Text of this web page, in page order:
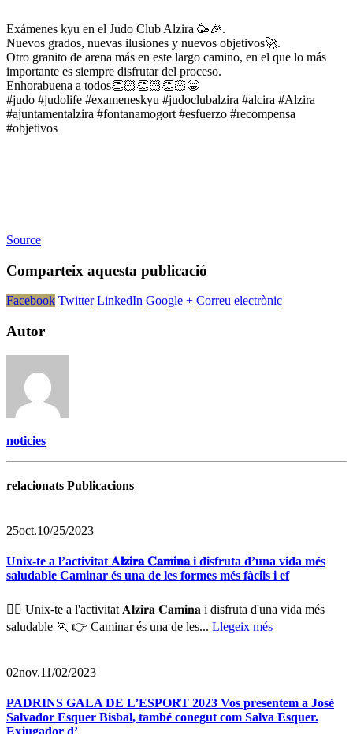
Exámenes kyu en el Judo Club Alzira 🥳🎉.
Nuevos grados, nuevas ilusiones y nuevos objetivos🚀.
Otro granito de arena más en este largo camino, en el que lo más
importante es siempre disfrutar del proceso.
Enhorabuena a todos👏🏻👏🏻👏🏻😁
#judo #judolife #exameneskyu #judoclubalzira #alcira #Alzira
#ajuntamentalzira #fontanamogort #esfuerzo #recompensa
#objetivos
Source
Comparteix aquesta publicació
Facebook Twitter LinkedIn Google + Correu electrònic
Autor
noticies
relacionats Publicacions
25oct.10/25/2023
Unix-te a l’activitat 𝐀𝐥𝐳𝐢𝐫𝐚 𝐂𝐚𝐦𝐢𝐧𝐚 i disfruta d’una vida més
saludable Caminar és una de les formes més fàcils i ef
🏃‍♀️ Unix-te a l'activitat 𝐀𝐥𝐳𝐢𝐫𝐚 𝐂𝐚𝐦𝐢𝐧𝐚 i disfruta d'una vida més
saludable 🏃 👉 Caminar és una de les... Llegeix més
02nov.11/02/2023
PADRINS GALA DE L’ESPORT 2023 Vos presentem a José
Salvador Esquer Bisbal, també conegut com Salva Esquer.
Exjugador d’